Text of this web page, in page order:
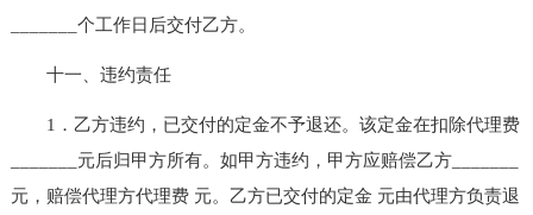
_______个工作日后交付乙方。
十一、违约责任
1．乙方违约，已交付的定金不予退还。该定金在扣除代理费
_______元后归甲方所有。如甲方违约，甲方应赔偿乙方_______
元，赔偿代理方代理费 元。乙方已交付的定金 元由代理方负责退